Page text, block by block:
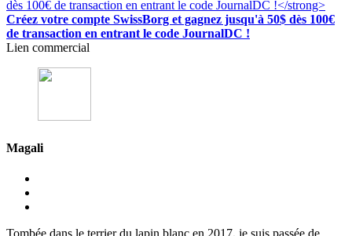
Créez votre compte SwissBorg et gagnez jusqu'à 50$ dès 100€
de transaction en entrant le code JournalDC !
Lien commercial
Magali
Tombée dans le terrier du lapin blanc en 2017, je suis passée de